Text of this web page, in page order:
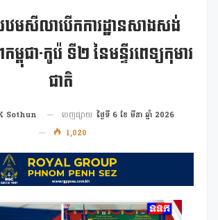
ឋមសីលាបើកការដ្ឋានសាងសង់
ម្ពុជា-កូរ៉េ ទី២ នៃមន្ទីរពេទ្យកុមារ
ជាតិ
Sothun ចេញផ្សាយ ថ្ងៃទី 6 ខែ មីនា ឆ្នាំ 2026
1,020